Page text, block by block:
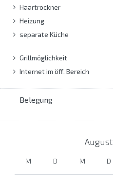
Haartrockner
Heizung
separate Küche
Grillmöglichkeit
Internet im öff. Bereich
Belegung
August
M D M D